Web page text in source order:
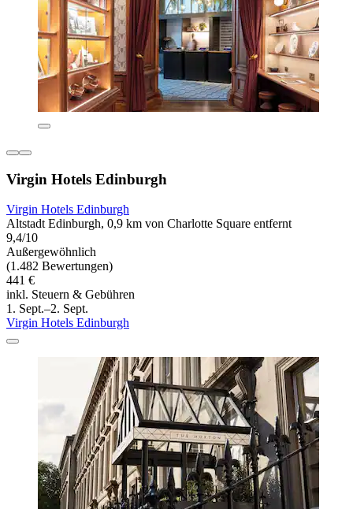
Virgin Hotels Edinburgh
Virgin Hotels Edinburgh
Altstadt Edinburgh, 0,9 km von Charlotte Square entfernt
9,4/10
Außergewöhnlich
(1.482 Bewertungen)
441 €
inkl. Steuern & Gebühren
1. Sept.–2. Sept.
Virgin Hotels Edinburgh